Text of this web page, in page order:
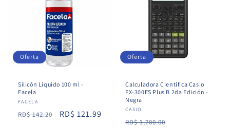
Oferta
Silicón Líquido 100 ml -
Facela
Proveedor:
FACELA
Precio
RD$ 142.20
Precio
RD$ 121.99
Oferta
Calculadora Científica Casio
FX-300ES Plus B 2da Edición -
Negra
Proveedor:
CASIO
Precio
RD$ 1,780.00